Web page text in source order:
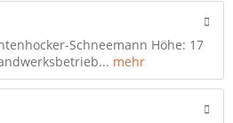
Schneemann Höhe: 17
mehr